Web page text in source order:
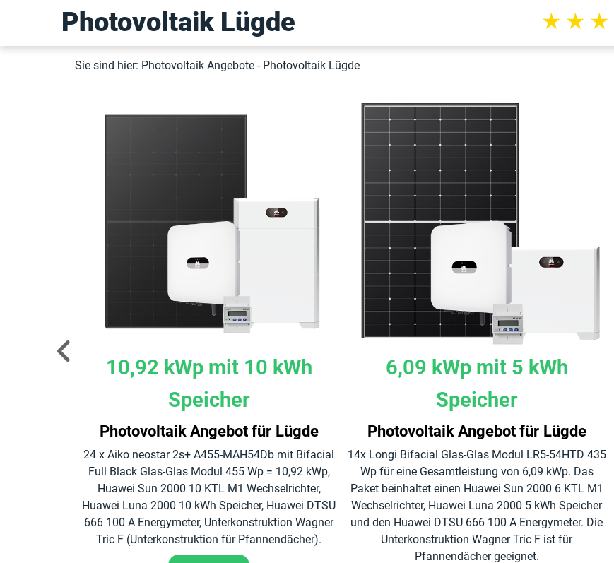
Photovoltaik Lügde ★ ★ ★
Sie sind hier: Photovoltaik Angebote - Photovoltaik Lügde
10,92 kWp mit 10 kWh
Speicher
Photovoltaik Angebot für Lügde
24 x Aiko neostar 2s+ A455-MAH54Db mit Bifacial
Full Black Glas-Glas Modul 455 Wp = 10,92 kWp,
Huawei Sun 2000 10 KTL M1 Wechselrichter,
Huawei Luna 2000 10 kWh Speicher, Huawei DTSU
666 100 A Energymeter, Unterkonstruktion Wagner
Tric F (Unterkonstruktion für Pfannendächer).
6,09 kWp mit 5 kWh
Speicher
Photovoltaik Angebot für Lügde
14x Longi Bifacial Glas-Glas Modul LR5-54HTD 435
Wp für eine Gesamtleistung von 6,09 kWp. Das
Paket beinhaltet einen Huawei Sun 2000 6 KTL M1
Wechselrichter, Huawei Luna 2000 5 kWh Speicher
und den Huawei DTSU 666 100 A Energymeter. Die
Unterkonstruktion Wagner Tric F ist für
Pfannendächer geeignet.